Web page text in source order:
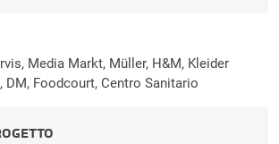
Media Markt, Müller, H&M, Kleider
DM, Foodcourt, Centro Sanitario